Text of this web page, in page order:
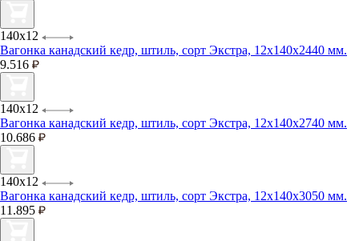
140х12
Вагонка канадский кедр, штиль, сорт Экстра, 12х140х2440 мм.
9.516
140х12
Вагонка канадский кедр, штиль, сорт Экстра, 12х140х2740 мм.
10.686
140х12
Вагонка канадский кедр, штиль, сорт Экстра, 12х140х3050 мм.
11.895